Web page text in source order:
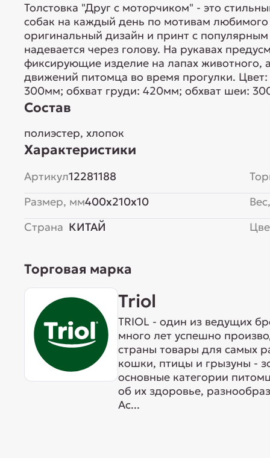
Толстовка "Друг с моторчиком" - это
собак на каждый день по мотивам
оригинальный дизайн и принт с популярным
надевается через голову. На рукавах
фиксирующие изделие на лапах животного,
движений питомца во время прогулки.
300мм; обхват груди: 420мм; обхват шеи:
Состав
полиэстер, хлопок
Характеристики
Артикул12281188
Размер, мм400x210x10
Страна КИТАЙ
Торговая марка
Triol
TRIOL - один из ведущих
много лет успешно
страны товары для самых
кошки, птицы и грызуны -
основные категории
об их здоровье,
Ас...